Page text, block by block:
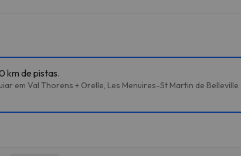
km de pistas.
em Val Thorens + Orelle, Les Menuires-St Martin de